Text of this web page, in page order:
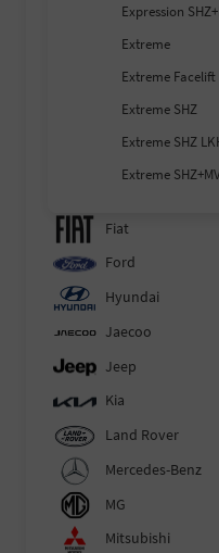
Expression
Extreme
Extreme Facelift
Extreme SHZ
Extreme SHZ
Extreme
Fiat
Ford
Hyundai
Jaecoo
Jeep
Kia
Land Rover
Mercedes-Benz
MG
Mitsubishi